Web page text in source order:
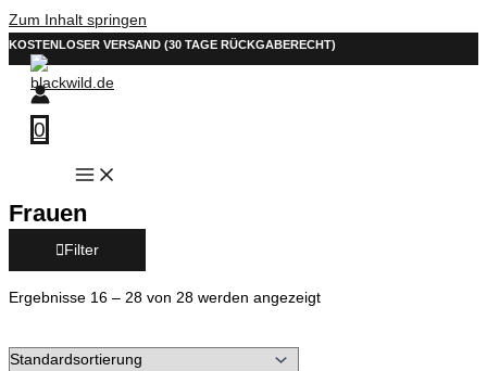
Zum Inhalt springen
KOSTENLOSER VERSAND (30 TAGE RÜCKGABERECHT)
0
Frauen
Filter
Ergebnisse 16 – 28 von 28 werden angezeigt